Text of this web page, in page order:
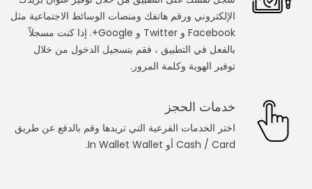
استشر المنجم على مكالمة الفيديو
احصل على تدريب اللياقة على مكالمة الفيديو
النجار
عامل الكهرباء
الإلكتروني ورقم هاتفك ومنصات الوسائط الاجتماعية مثل
Facebook و Twitter و Google+. إذا كنت مسجلاً
بالفعل في التطبيق ، فقم بتسجيل الدخول من خلال
توفير الهوية وكلمة المرور.
خدمات الحجز
اختر الخدمات الفرعية التي تريدها وقم بالدفع عن طريق
Cash / Card أو In Wallet Wallet.